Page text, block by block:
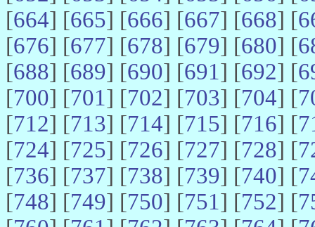
[664] [665] [666] [667] [668] [
[676] [677] [678] [679] [680] [
[688] [689] [690] [691] [692] [
[700] [701] [702] [703] [704] [
[712] [713] [714] [715] [716] [
[724] [725] [726] [727] [728] [
[736] [737] [738] [739] [740] [
[748] [749] [750] [751] [752] [